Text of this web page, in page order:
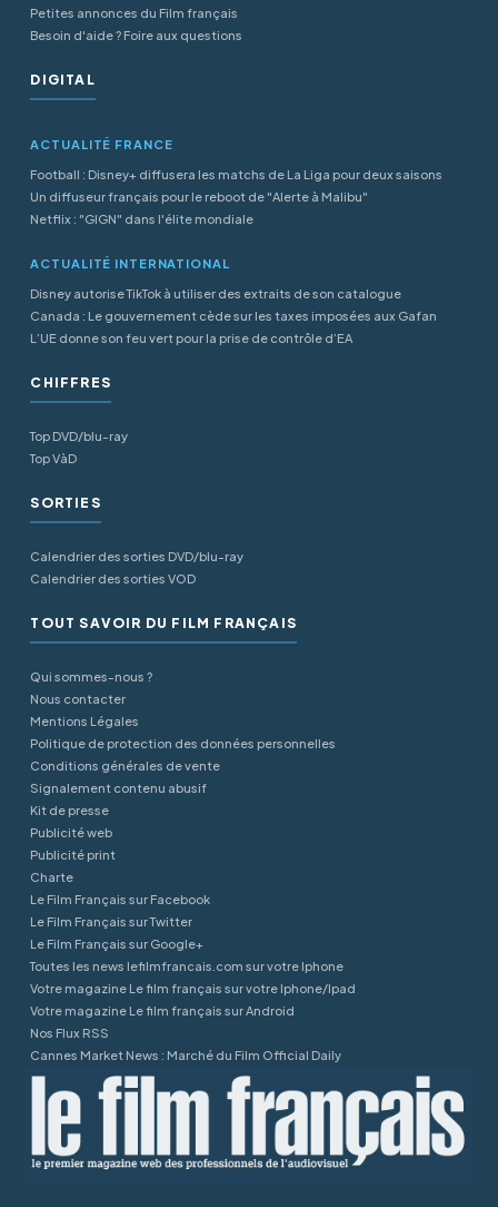
Petites annonces du Film français
Besoin d'aide ? Foire aux questions
DIGITAL
ACTUALITÉ FRANCE
Football : Disney+ diffusera les matchs de La Liga pour deux saisons
Un diffuseur français pour le reboot de "Alerte à Malibu"
Netflix : "GIGN" dans l'élite mondiale
ACTUALITÉ INTERNATIONAL
Disney autorise TikTok à utiliser des extraits de son catalogue
Canada : Le gouvernement cède sur les taxes imposées aux Gafan
L’UE donne son feu vert pour la prise de contrôle d’EA
CHIFFRES
Top DVD/blu-ray
Top VàD
SORTIES
Calendrier des sorties DVD/blu-ray
Calendrier des sorties VOD
TOUT SAVOIR DU FILM FRANÇAIS
Qui sommes-nous ?
Nous contacter
Mentions Légales
Politique de protection des données personnelles
Conditions générales de vente
Signalement contenu abusif
Kit de presse
Publicité web
Publicité print
Charte
Le Film Français sur Facebook
Le Film Français sur Twitter
Le Film Français sur Google+
Toutes les news lefilmfrancais.com sur votre Iphone
Votre magazine Le film français sur votre Iphone/Ipad
Votre magazine Le film français sur Android
Nos Flux RSS
Cannes Market News : Marché du Film Official Daily